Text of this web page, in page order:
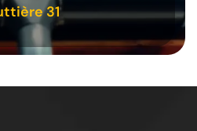
31